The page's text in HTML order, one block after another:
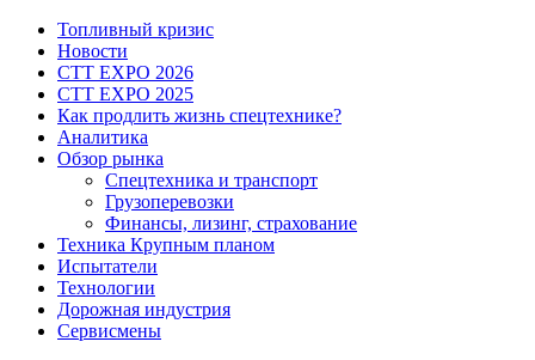
Топливный кризис
Новости
CTT EXPO 2026
CTT EXPO 2025
Как продлить жизнь спецтехнике?
Аналитика
Обзор рынка
Спецтехника и транспорт
Грузоперевозки
Финансы, лизинг, страхование
Техника Крупным планом
Испытатели
Технологии
Дорожная индустрия
Сервисмены